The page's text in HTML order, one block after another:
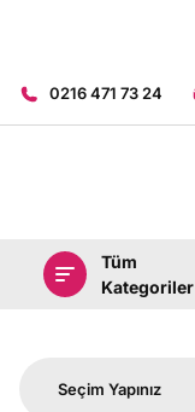
0216 471 73 24
Tüm
Kategoriler